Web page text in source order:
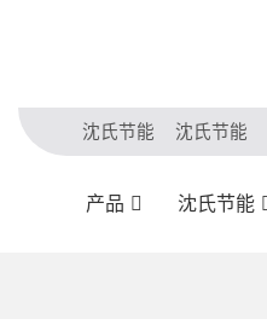
沈氏节能 沈氏节能
产品 沈氏节能